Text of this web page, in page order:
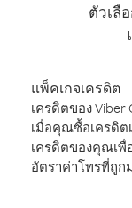
ตัวเลื
แพ็คเกจเครดิต
เครดิตของ
เมื่อคุณซื้อเครดิต
เครดิตของคุณเพื่
อัตราค่าโทรที่ถูก